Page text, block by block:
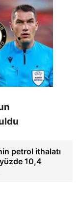
petrol ithalatı
10,4